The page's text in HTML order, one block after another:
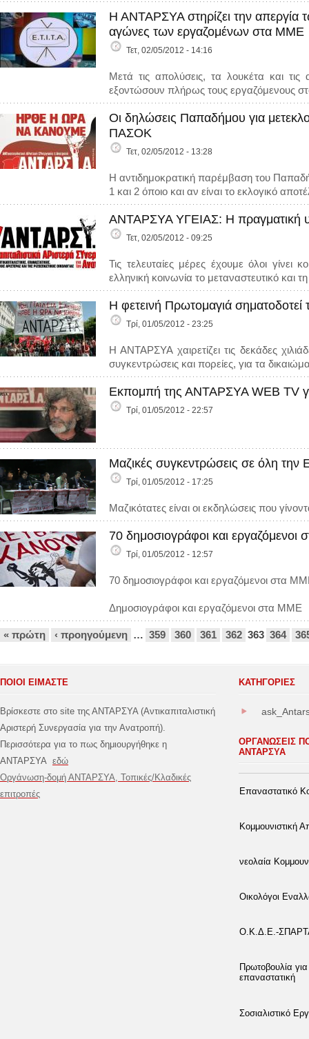
Η ΑΝΤΑΡΣΥΑ στηρίζει την απεργία
αγώνες των εργαζομένων στα ΜΜΕ
Τετ, 02/05/2012 - 14:16
Μετά τις απολύσεις, τα λουκέτα και
εξοντώσουν πλήρως τους εργαζόμενους
Οι δηλώσεις Παπαδήμου για
ΠΑΣΟΚ
Τετ, 02/05/2012 - 13:28
Η αντιδημοκρατική παρέμβαση του
1 και 2 όποιο και αν είναι το εκλογικό
ΑΝΤΑΡΣΥΑ ΥΓΕΙΑΣ: Η πραγματική
Τετ, 02/05/2012 - 09:25
Τις τελευταίες μέρες έχουμε όλοι
ελληνική κοινωνία το μεταναστευτικό και
Η φετεινή Πρωτομαγιά
Τρί, 01/05/2012 - 23:25
Η ΑΝΤΑΡΣΥΑ χαιρετίζει τις δεκάδες
συγκεντρώσεις και πορείες, για τα
Εκπομπή της ΑΝΤΑΡΣΥΑ WEB TV
Τρί, 01/05/2012 - 22:57
Μαζικές συγκεντρώσεις σε όλη την
Τρί, 01/05/2012 - 17:25
Μαζικότατες είναι οι εκδηλώσεις που
70 δημοσιογράφοι και
Τρί, 01/05/2012 - 12:57
70 δημοσιογράφοι και εργαζόμενοι στα
Δημοσιογράφοι και εργαζόμενοι στα ΜΜΕ
Σελίδες
« πρώτη ‹ προηγούμενη … 359 360 361 362 363 364
ΠΟΙΟΙ ΕΙΜΑΣΤΕ
Βρίσκεστε στο site της ΑΝΤΑΡΣΥΑ (Αντικαπιταλιστική
Αριστερή Συνεργασία για την Ανατροπή).
Περισσότερα για το πως δημιουργήθηκε η
ΑΝΤΑΡΣΥΑ εδώ
Οργάνωση-δομή ΑΝΤΑΡΣΥΑ, Τοπικές/Κλαδικές
επιτροπές
ΚΑΤΗΓΟΡΊΕΣ
ΟΡΓΑΝΩΣΕΙΣ
ΑΝΤΑΡΣΥΑ
Επαναστατικό
Κομμουνιστική
νεολαία
Οικολόγοι
Ο.Κ.Δ.Ε.-
Πρωτοβουλία
επαναστατική
Σοσιαλιστικό